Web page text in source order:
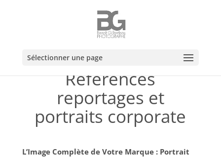
Sélectionner une page
Références
reportages et
portraits corporate
L’Image Complète de Votre Marque : Portrait